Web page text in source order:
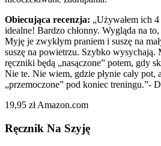
Obiecująca recenzja: „Używałem ich
idealne! Bardzo chłonny. Wygląda na
Myję je zwykłym praniem i suszę na
suszę na powietrzu. Szybko wysychają.
ręczniki będą „nasączone” potem, gdy
Nie te. Nie wiem, gdzie płynie cały pot,
„przemoczone” pod koniec treningu.”-
19,95 zł Amazon.com
Ręcznik Na Szyję